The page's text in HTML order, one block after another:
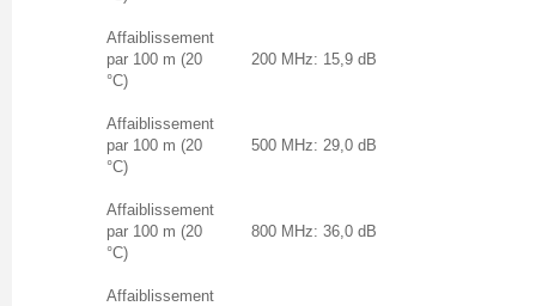
Affaiblissement
par 100 m (20
°C)
200 MHz: 15,9 dB
Affaiblissement
par 100 m (20
°C)
500 MHz: 29,0 dB
Affaiblissement
par 100 m (20
°C)
800 MHz: 36,0 dB
Affaiblissement